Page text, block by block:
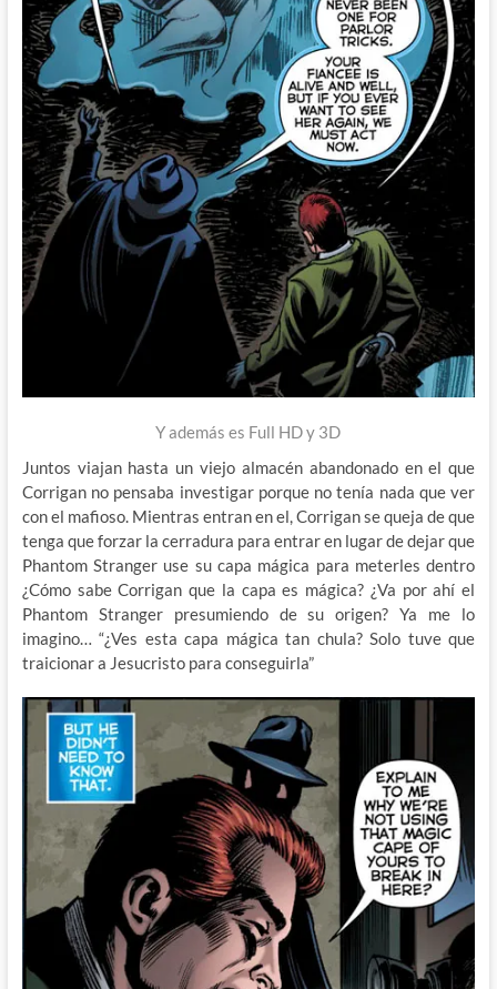
Y además es Full HD y 3D
Juntos viajan hasta un viejo almacén abandonado en el que
Corrigan no pensaba investigar porque no tenía nada que ver
con el mafioso. Mientras entran en el, Corrigan se queja de que
tenga que forzar la cerradura para entrar en lugar de dejar que
Phantom Stranger use su capa mágica para meterles dentro
¿Cómo sabe Corrigan que la capa es mágica? ¿Va por ahí el
Phantom Stranger presumiendo de su origen? Ya me lo
imagino… “¿Ves esta capa mágica tan chula? Solo tuve que
traicionar a Jesucristo para conseguirla”